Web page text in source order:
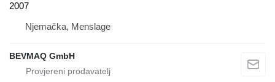
2007
Njemačka, Menslage
BEVMAQ GmbH